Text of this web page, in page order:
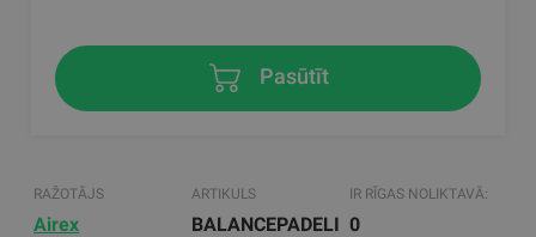
Pasūtīt
RAŽOTĀJS
Airex
ARTIKULS
BALANCEPADELI
IR RĪGAS NOLIKTAVĀ:
0